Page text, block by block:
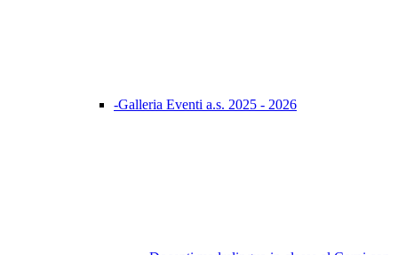
-Galleria Eventi a.s. 2025 - 2026